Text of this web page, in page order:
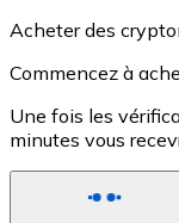
Acheter des
Commencez à
Une fois les
minutes vous